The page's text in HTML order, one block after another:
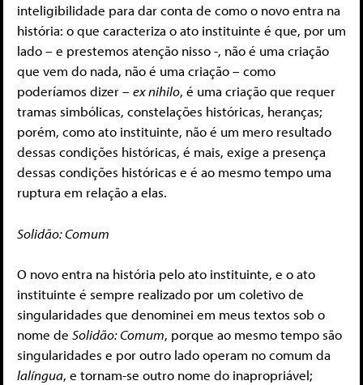
inteligibilidade para dar conta de como o novo entra na
história: o que caracteriza o ato instituinte é que, por um
lado – e prestemos atenção nisso -, não é uma criação
que vem do nada, não é uma criação – como
poderíamos dizer – ex nihilo, é uma criação que requer
tramas simbólicas, constelações históricas, heranças;
porém, como ato instituinte, não é um mero resultado
dessas condições históricas, é mais, exige a presença
dessas condições históricas e é ao mesmo tempo uma
ruptura em relação a elas.
Solidão: Comum
O novo entra na história pelo ato instituinte, e o ato
instituinte é sempre realizado por um coletivo de
singularidades que denominei em meus textos sob o
nome de Solidão: Comum, porque ao mesmo tempo são
singularidades e por outro lado operam no comum da
lalíngua, e tornam-se outro nome do inapropriável;